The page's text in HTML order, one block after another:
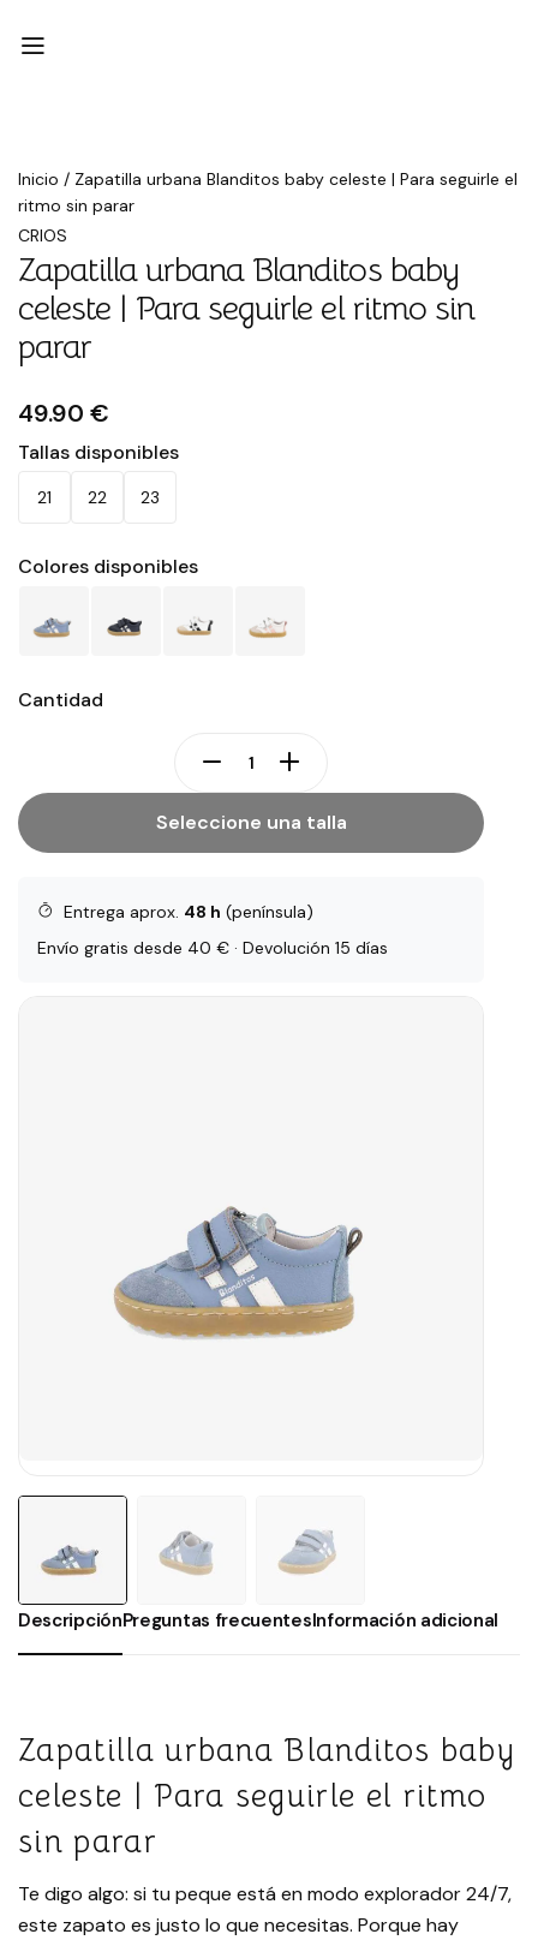
Inicio / Zapatilla urbana Blanditos baby celeste | Para seguirle el
ritmo sin parar
CRIOS
Zapatilla urbana Blanditos baby
celeste | Para seguirle el ritmo sin
parar
49.90 €
Tallas disponibles
21 22 23
Colores disponibles
Cantidad
Seleccione una talla
Entrega aprox. 48 h (península)
Envío gratis desde 40 € · Devolución 15 días
DescripciónPreguntas frecuentesInformación adicional
Zapatilla urbana Blanditos baby
celeste | Para seguirle el ritmo
sin parar
Te digo algo: si tu peque está en modo explorador 24/7,
este zapato es justo lo que necesitas. Porque hay